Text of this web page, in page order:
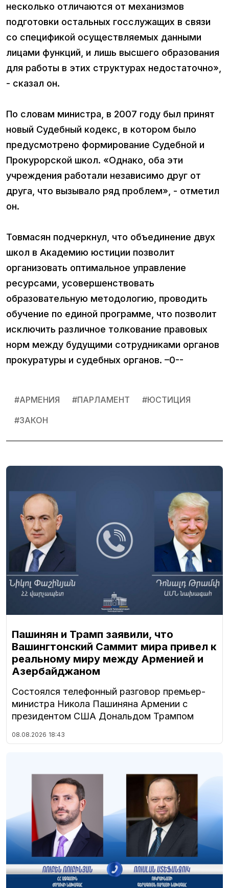
несколько отличаются от механизмов
подготовки остальных госслужащих в связи
со спецификой осуществляемых данными
лицами функций, и лишь высшего образования
для работы в этих структурах недостаточно»,
- сказал он.
По словам министра, в 2007 году был принят
новый Судебный кодекс, в котором было
предусмотрено формирование Судебной и
Прокурорской школ. «Однако, оба эти
учреждения работали независимо друг от
друга, что вызывало ряд проблем», - отметил
он.
Товмасян подчеркнул, что объединение двух
школ в Академию юстиции позволит
организовать оптимальное управление
ресурсами, усовершенствовать
образовательную методологию, проводить
обучение по единой программе, что позволит
исключить различное толкование правовых
норм между будущими сотрудниками органов
прокуратуры и судебных органов. –0--
#АРМЕНИЯ #ПАРЛАМЕНТ #ЮСТИЦИЯ
#ЗАКОН
Пашинян и Трамп заявили, что
Вашингтонский Саммит мира привел к
реальному миру между Арменией и
Азербайджаном
Состоялся телефонный разговор премьер-
министра Никола Пашиняна Армении с
президентом США Дональдом Трампом
08.08.2026 18:43